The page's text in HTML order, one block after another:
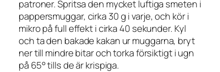
patroner. Spritsa den mycket luftiga smeten i
pappersmuggar, cirka 30 g i varje, och kör i
mikro på full effekt i cirka 40 sekunder. Kyl
och ta den bakade kakan ur muggarna, bryt
ner till mindre bitar och torka försiktigt i ugn
på 65° tills de är krispiga.